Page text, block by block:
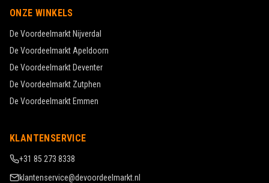
ONZE WINKELS
De VoordeelmarktNijverdal
De Voordeelmarkt Apeldoorn
De VoordeelmarktDeventer
De Voordeelmarkt Zutphen
De VoordeelmarktEmmen
KLANTENSERVICE
+31 85 273 8338
klantenservice@devoordeelmarkt.nl